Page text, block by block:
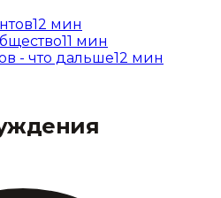
12 мин
11 мин
- что дальше12 мин